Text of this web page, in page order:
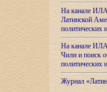
На канале
Латинской
На канале
Чили и поиск
Журнал